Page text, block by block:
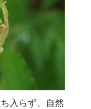
入らず、自然